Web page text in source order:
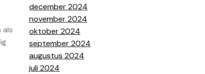
als
december 2024
november 2024
oktober 2024
september 2024
augustus 2024
juli 2024